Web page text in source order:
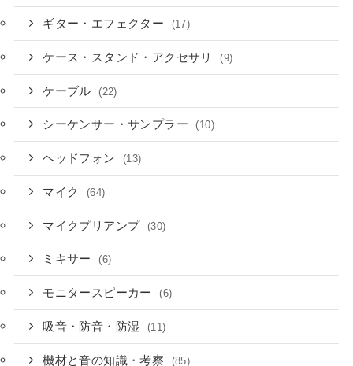
ギター・エフェクター (17)
ケース・スタンド・アクセサリ (9)
ケーブル (22)
シーケンサー・サンプラー (10)
ヘッドフォン (13)
マイク (64)
マイクプリアンプ (30)
ミキサー (6)
モニタースピーカー (6)
吸音・防音・防湿 (11)
機材と音の知識・考察 (85)